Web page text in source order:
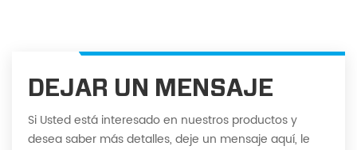
DEJAR UN MENSAJE
Si Usted está interesado en nuestros productos y
desea saber más detalles, deje un mensaje aquí, le